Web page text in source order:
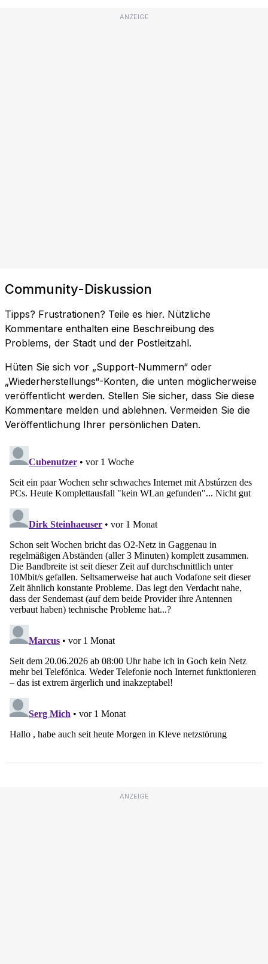
ANZEIGE
Community-Diskussion
Tipps? Frustrationen? Teile es hier. Nützliche
Kommentare enthalten eine Beschreibung des
Problems, der Stadt und der Postleitzahl.
Hüten Sie sich vor „Support-Nummern“ oder
„Wiederherstellungs“-Konten, die unten möglicherweise
veröffentlicht werden. Stellen Sie sicher, dass Sie diese
Kommentare melden und ablehnen. Vermeiden Sie die
Veröffentlichung Ihrer persönlichen Daten.
ANZEIGE